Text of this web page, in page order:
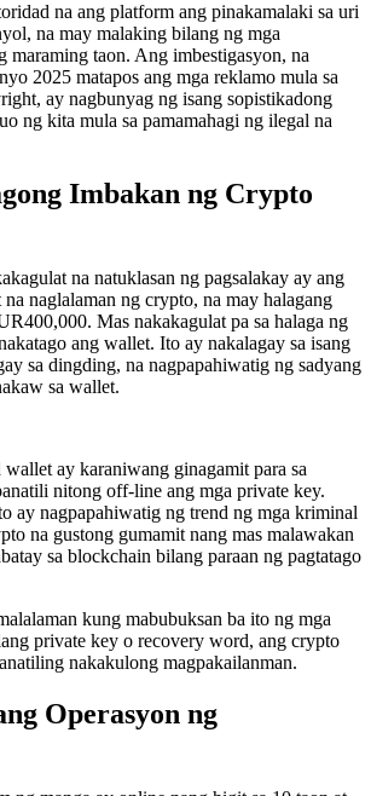
na ang platform ang pinakamalaki sa uri
na may malaking bilang ng mga
maraming taon. Ang imbestigasyon, na
2025 matapos ang mga reklamo mula sa
ay nagbunyag ng isang sopistikadong
ng kita mula sa pamamahagi ng ilegal na
Imbakan ng Crypto
na natuklasan ng pagsalakay ay ang
naglalaman ng crypto, na may halagang
Mas nakakagulat pa sa halaga ng
ang wallet. Ito ay nakalagay sa isang
sa dingding, na nagpapahiwatig ng sadyang
sa wallet.
ay karaniwang ginagamit para sa
nitong off-line ang mga private key.
ay nagpapahiwatig ng trend ng mga kriminal
na gustong gumamit nang mas malawakan
sa blockchain bilang paraan ng pagtatago
kung mabubuksan ba ito ng mga
private key o recovery word, ang crypto
nakakulong magpakailanman.
Operasyon ng